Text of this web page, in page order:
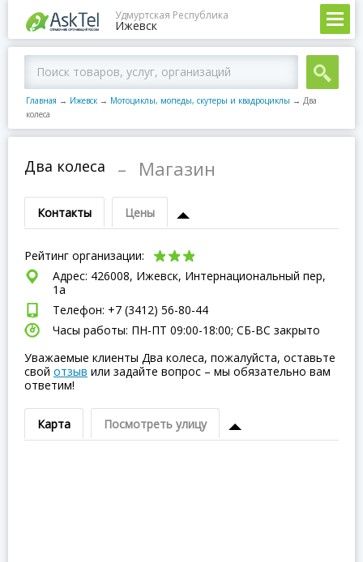
Удмуртская Республика
Ижевск
Главная → Ижевск → Мотоциклы, мопеды, скутеры и квадроциклы → Два
колеса
Два колеса – Магазин
Контакты Цены
Рейтинг организации:
Адрес: 426008, Ижевск, Интернациональный пер,
1а
Телефон: +7 (3412) 56-80-44
Часы работы: ПН-ПТ 09:00-18:00; СБ-ВC закрыто
Уважаемые клиенты Два колеса, пожалуйста, оставьте
свой отзыв или задайте вопрос – мы обязательно вам
ответим!
Карта Посмотреть улицу